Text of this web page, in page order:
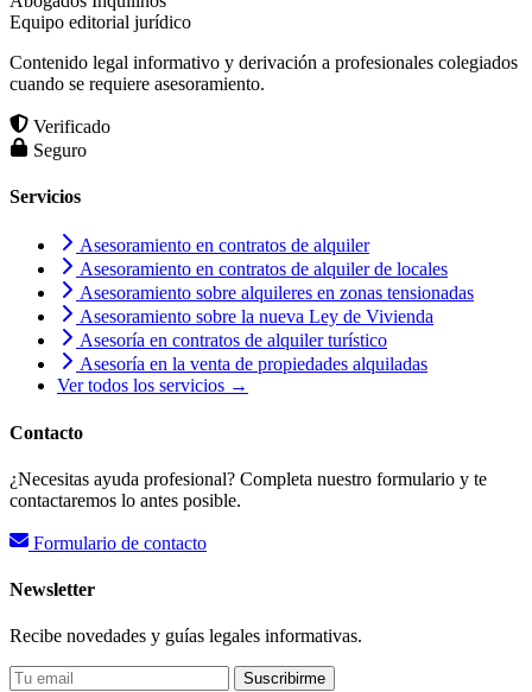
Equipo editorial jurídico
Contenido legal informativo y derivación a profesionales colegiados
cuando se requiere asesoramiento.
Verificado
Seguro
Servicios
Asesoramiento en contratos de alquiler
Asesoramiento en contratos de alquiler de locales
Asesoramiento sobre alquileres en zonas tensionadas
Asesoramiento sobre la nueva Ley de Vivienda
Asesoría en contratos de alquiler turístico
Asesoría en la venta de propiedades alquiladas
Ver todos los servicios →
Contacto
¿Necesitas ayuda profesional? Completa nuestro formulario y te
contactaremos lo antes posible.
Formulario de contacto
Newsletter
Recibe novedades y guías legales informativas.
Suscribirme